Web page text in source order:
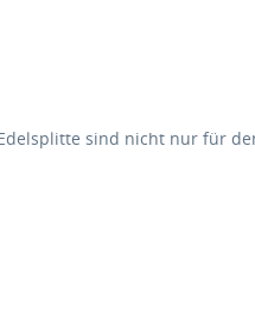
sind nicht nur für